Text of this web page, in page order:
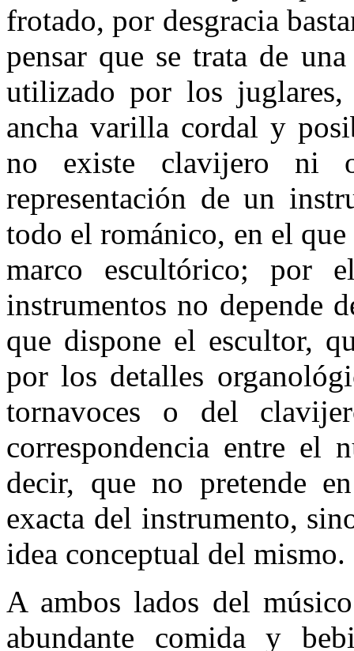
frotado, por desgracia
pensar que se trata de
utilizado por los
ancha varilla cordal y
no existe clavijero ni
representación de un
todo el románico, en el
marco escultórico; por
instrumentos no depende
que dispone el escultor,
por los detalles
tornavoces o del
correspondencia entre el
decir, que no pretende
exacta del instrumento,
idea conceptual del mismo.
A ambos lados del
abundante comida y